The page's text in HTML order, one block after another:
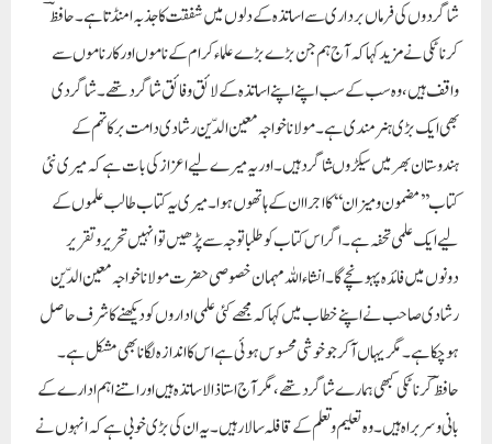
شاگردوں کی فرماں برداری سے اساتذہ کے دلوں میں شفقت کا جذبہ امنڈتا ہے۔حافظؔ
کرناٹکی نے مزید کہا کہ آج ہم جن بڑے بڑے علماء کرام کے ناموں اور کارناموں سے
واقف ہیں، وہ سب کے سب اپنے اپنے اساتذہ کے لائق و فائق شاگردتھے۔ شاگردی
بھی ایک بڑی ہنرمندی ہے۔مولانا خواجہ معین الدّین رشادی دامت برکاتہم کے
ہندوستان بھر میں سیکڑوںشاگرد ہیں۔ اور یہ میرے لیے اعزاز کی بات ہے کہ میری نئی
کتاب ’’مضمون و میزان‘‘کا اجرا ان کے ہاتھوں ہوا۔ میری یہ کتاب طالب علموں کے
لیے ایک علمی تحفہ ہے۔ اگر اس کتاب کو طلبا توجہ سے پڑھیں تو انہیں تحریر و تقریر
دونوں میں فائدہ پہونچے گا۔ انشاء اللہ مہمان خصوصی حضرت مولانا خواجہ معین الدّین
رشادی صاحب نے اپنے خطاب میں کہا کہ مجھے کئی علمی اداروں کو دیکھنے کا شرف حاصل
ہوچکا ہے۔ مگر یہاں آکر جو خوشی محسوس ہوئی ہے اس کا اندازہ لگانا بھی مشکل ہے۔
حافظؔ کرناٹکی کبھی ہمارے شاگردتھے، مگر آج استاذ الاساتذہ ہیں اور اتنے اہم ادارے کے
بانی و سربراہ ہیں۔ وہ تعلیم و تعلم کے قافلہ سالار ہیں۔ یہ ان کی بڑی خوبی ہے کہ انہوں نے